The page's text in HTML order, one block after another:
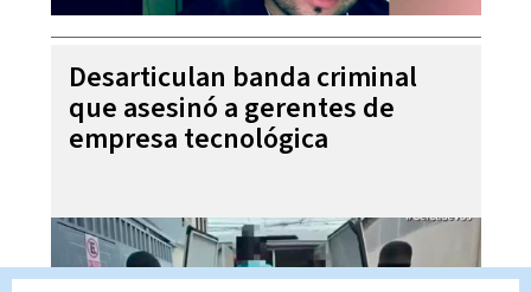
Desarticulan banda criminal
que asesinó a gerentes de
empresa tecnológica